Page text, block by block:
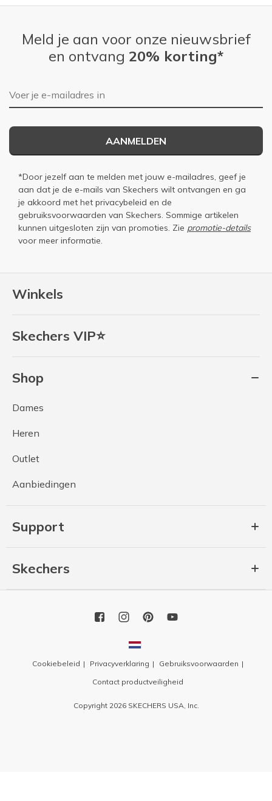
Winkels
Skechers VIP⭐
Shop
Dames
Heren
Outlet
Aanbiedingen
Support
Skechers
Meld je aan voor onze nieuwsbrief
en ontvang 20% korting*
E-mailadres
AANMELDEN
*Door jezelf aan te melden met jouw e-mailadres, geef je
aan dat je de e-mails van Skechers wilt ontvangen en ga
je akkoord met het privacybeleid en de
gebruiksvoorwaarden van Skechers. Sommige artikelen
kunnen uitgesloten zijn van promoties. Zie promotie-details
voor meer informatie.
Cookiebeleid Privacyverklaring
Gebruiksvoorwaarden
Contact productveiligheid
Copyright 2026 SKECHERS USA, Inc.